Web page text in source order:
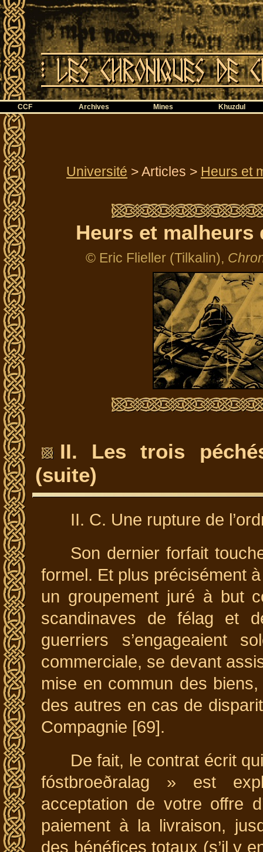
CCF Archives Mines Khuzdul
Université > Articles > Heurs et
Heurs et malheurs
© Eric Flieller (Tilkalin),
II. Les trois
(suite)
II. C. Une rupture de
Son dernier forfait
formel. Et plus précisément
un groupement juré à but
scandinaves de félag et
guerriers s’engageaient
commerciale, se devant
mise en commun des
des autres en cas de
Compagnie [69].
De fait, le contrat écrit
fóstbroeðralag » est
acceptation de votre offre
paiement à la livraison,
des bénéfices totaux (s’il y